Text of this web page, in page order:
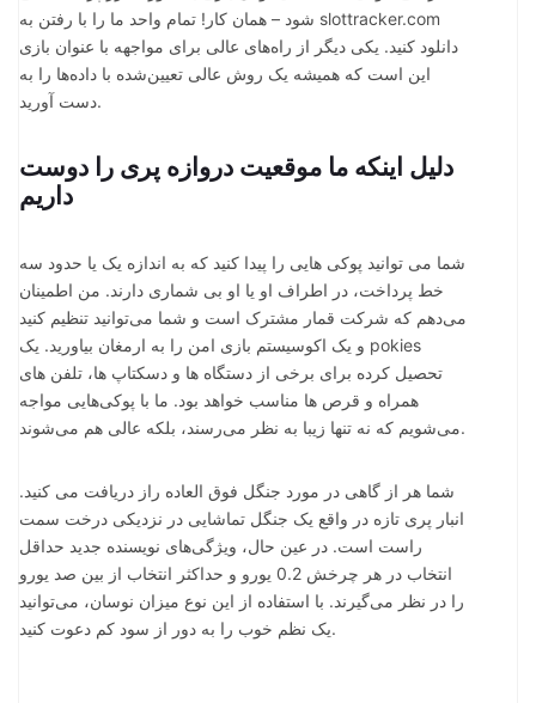
شود – همان کار! تمام واحد ما را با رفتن به slottracker.com
دانلود کنید. یکی دیگر از راه‌های عالی برای مواجهه با عنوان بازی
این است که همیشه یک روش عالی تعیین‌شده با داده‌ها را به
دست آورید.
دلیل اینکه ما موقعیت دروازه پری را دوست
داریم
شما می توانید پوکی هایی را پیدا کنید که به اندازه یک یا حدود سه
خط پرداخت، در اطراف او یا او بی شماری دارند. من اطمینان
می‌دهم که شرکت قمار مشترک است و شما می‌توانید تنظیم کنید
و یک اکوسیستم بازی امن را به ارمغان بیاورید. یک pokies
تحصیل کرده برای برخی از دستگاه ها و دسکتاپ ها، تلفن های
همراه و قرص ها مناسب خواهد بود. ما با پوکی‌هایی مواجه
می‌شویم که نه تنها زیبا به نظر می‌رسند، بلکه عالی هم می‌شوند.
شما هر از گاهی در مورد جنگل فوق العاده راز دریافت می کنید.
انبار پری تازه در واقع یک جنگل تماشایی در نزدیکی درخت سمت
راست است. در عین حال، ویژگی‌های نویسنده جدید حداقل
انتخاب در هر چرخش 0.2 یورو و حداکثر انتخاب از بین صد یورو
را در نظر می‌گیرند. با استفاده از این نوع میزان نوسان، می‌توانید
یک نظم خوب را به دور از سود کم دعوت کنید.